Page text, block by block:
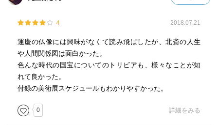
波の迫力を味わえる。見ていると「ザブーン」と言いう音
北斎の絵は、海外にも影響を及ぼしている。モネ、ゴッ
れないインスピレーションを与えた。10月21日から来年の1
月28日まで、国立西洋美術館で「北斎とジャポニスム」と
4 2018.07.21
運慶の仏像には興味がなくて読み飛ばしたが、北斎の人生
や人間関係図は面白かった。
色んな時代の国宝についてのトリビアも、様々なことが知
れて良かった。
付録の美術展スケジュールもわかりやすかった。
0 詳細をみる